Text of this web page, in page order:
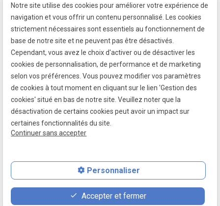
Suivez-nous
Mentions légales
Politique de confidentialité
Gestion des cookies
Plan du site
place contact_page phone
Notre site utilise des cookies pour améliorer votre expérience de
navigation et vous offrir un contenu personnalisé. Les cookies
strictement nécessaires sont essentiels au fonctionnement de
base de notre site et ne peuvent pas être désactivés.
Cependant, vous avez le choix d'activer ou de désactiver les
cookies de personnalisation, de performance et de marketing
selon vos préférences. Vous pouvez modifier vos paramètres
de cookies à tout moment en cliquant sur le lien 'Gestion des
cookies' situé en bas de notre site. Veuillez noter que la
désactivation de certains cookies peut avoir un impact sur
certaines fonctionnalités du site.
Continuer sans accepter
Personnaliser
Accepter et fermer